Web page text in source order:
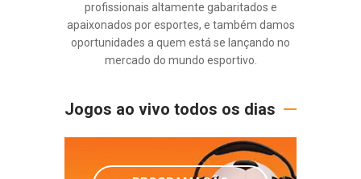
profissionais altamente gabaritados e
apaixonados por esportes, e também damos
oportunidades a quem está se lançando no
mercado do mundo esportivo.
Jogos ao vivo todos os dias